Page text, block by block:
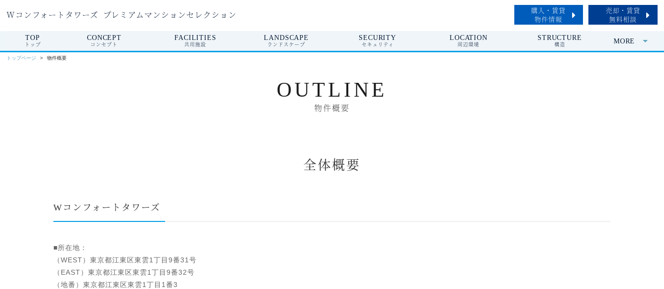
Wコンフォートタワーズ プレミアムマンションセレクション
購入・賃貸
物件情報
売却・賃貸
無料相談
TOP
トップ
CONCEPT
コンセプト
FACILITIES
共用施設
LANDSCAPE
ランドスケープ
SECURITY
セキュリティ
LOCATION
周辺環境
STRUCTURE
構造
MORE
トップページ 物件概要
OUTLINE
物件概要
全体概要
Wコンフォートタワーズ
■所在地：
（WEST）東京都江東区東雲1丁目9番31号
（EAST）東京都江東区東雲1丁目9番32号
（地番）東京都江東区東雲1丁目1番3